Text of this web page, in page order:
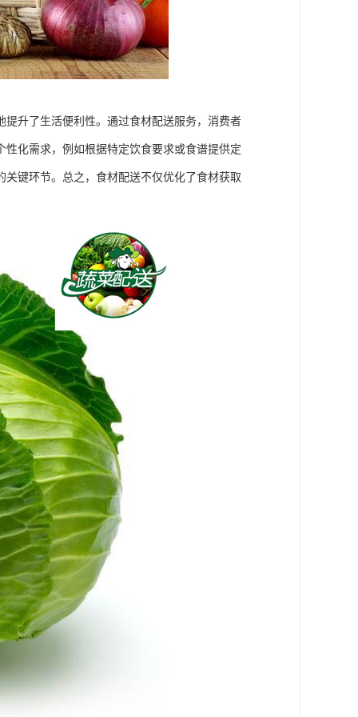
升了生活便利性。通过食材配送服务，消费者
化需求，例如根据特定饮食要求或食谱提供定
键环节。总之，食材配送不仅优化了食材获取